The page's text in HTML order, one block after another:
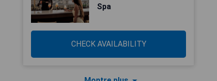
Spa
CHECK AVAILABILITY